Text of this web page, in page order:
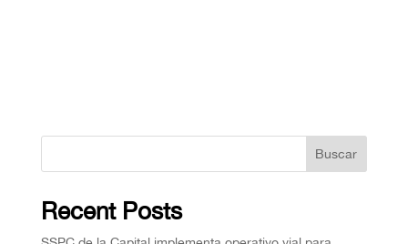
Buscar
Recent Posts